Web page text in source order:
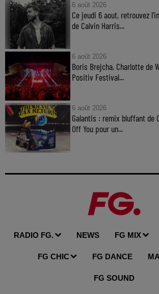
6 août 2026
Ce jeudi 6 aout, retrouvez
de Calvin Harris...
6 août 2026
Boris Brejcha, Charlotte de
Positiv Festival...
6 août 2026
Galantis : remix bluffant de
Off You pour un...
RADIO FG. NEWS FG MIX
FG CHIC FG DANCE
FG SOUND